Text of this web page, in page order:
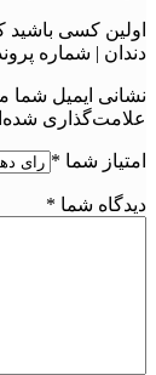
اولین کسی
دندان | شماره پرونده :
نشانی ایمیل شما
علامت‌گذاری
امتیاز شما *
دیدگاه شما *